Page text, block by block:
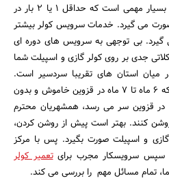
سرویس کولر گازی یکی از عملیات بسیار مهمی است که حداقل 1 یا 2 بار در
می گیرد. خدمات سرویس کولر بیشتر
گیرد. بی توجهی به سرویس های دوره ای
جدی بر روی کولر گازی و اسپیلت شما
میان استان های تقریبا سردسیر است.
بنابراین کولر گازی وسیله ای است که 6 ماه تا 7 ماه در قزوین خاموش و بدون
قزوین سر می رسد، همشهریان محترم
کنند. بهتر است پیش از روشن کردن،
و اسپیلت صورت بگیرد. پس با مرکز
سپس سرویسکار مجرب برایتعمیر کولر
تمام مسائل مهم را بررسی می کند.